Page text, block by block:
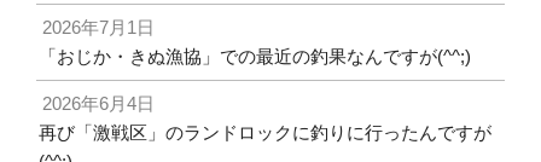
2026年7月1日
「おじか・きぬ漁協」での最近の釣果なんですが(^^;)
2026年6月4日
再び「激戦区」のランドロックに釣りに行ったんですが